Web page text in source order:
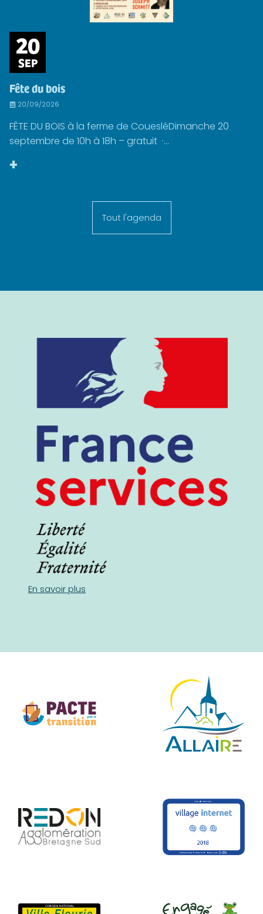
20
SEP
Fête du bois
20/09/2026
FÊTE DU BOIS à la ferme de CouesléDimanche 20
septembre de 10h à 18h – gratuit ·...
+
Tout l'agenda
En savoir plus